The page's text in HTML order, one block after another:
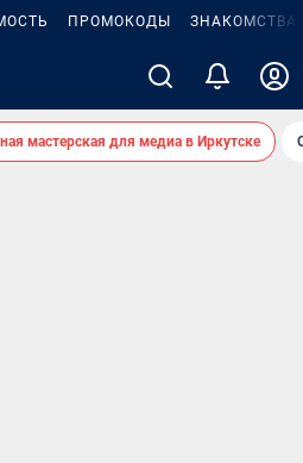
ПРОМОКОДЫ ЗНАКОМСТВА
мастерская для медиа в Иркутске